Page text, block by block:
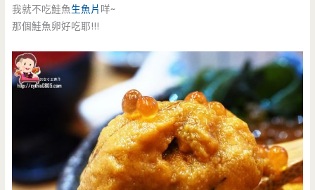
我就不吃鮭魚生魚片 咩~
那個鮭魚卵好吃耶!!!